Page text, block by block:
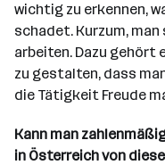
wichtig zu erkennen,
schadet. Kurzum, man
arbeiten. Dazu gehört
zu gestalten, dass
die Tätigkeit Freude
Kann man
in Österreich von